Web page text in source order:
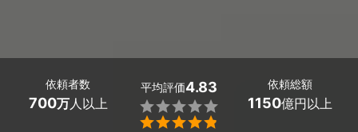
依頼者数
700万人以上
平均評価4.83


依頼総額
1150億円以上